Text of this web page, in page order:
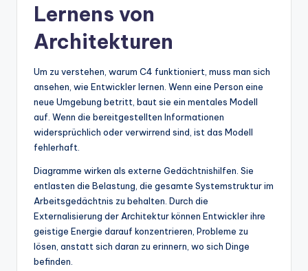
Lernens von
Architekturen
Um zu verstehen, warum C4 funktioniert, muss man sich
ansehen, wie Entwickler lernen. Wenn eine Person eine
neue Umgebung betritt, baut sie ein mentales Modell
auf. Wenn die bereitgestellten Informationen
widersprüchlich oder verwirrend sind, ist das Modell
fehlerhaft.
Diagramme wirken als externe Gedächtnishilfen. Sie
entlasten die Belastung, die gesamte Systemstruktur im
Arbeitsgedächtnis zu behalten. Durch die
Externalisierung der Architektur können Entwickler ihre
geistige Energie darauf konzentrieren, Probleme zu
lösen, anstatt sich daran zu erinnern, wo sich Dinge
befinden.